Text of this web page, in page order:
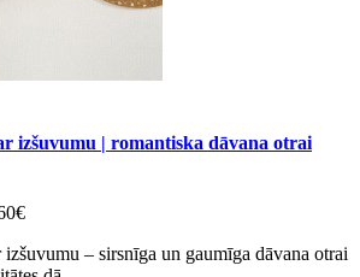
izšuvumu | romantiska dāvana otrai
– sirsnīga un gaumīga dāvana otrai